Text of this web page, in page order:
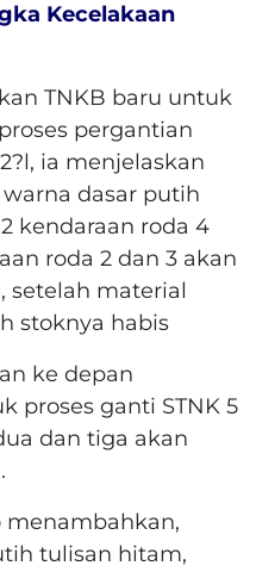
Kecelakaan
TNKB baru untuk
pergantian
ia menjelaskan
dasar putih
kendaraan roda 4
roda 2 dan 3 akan
setelah material
stoknya habis
ke depan
proses ganti STNK 5
dan tiga akan
menambahkan,
tulisan hitam,